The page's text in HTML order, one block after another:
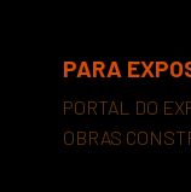
PARA
PORTAL DO
OBRAS